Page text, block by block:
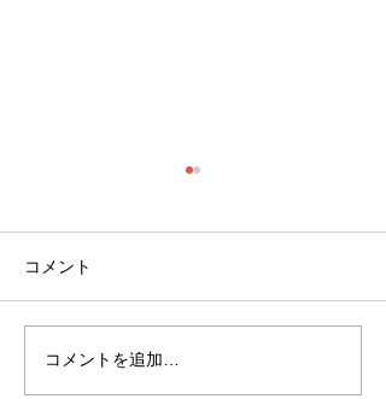
2025年度新入部員募集！
コメント
コメントを追加…